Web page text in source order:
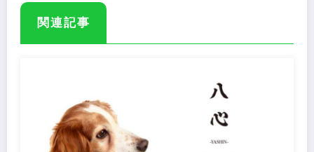
関連記事